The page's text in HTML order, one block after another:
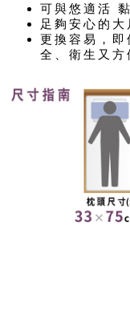
可與悠適活
足夠安心的
更換容易，
全、衛生又方